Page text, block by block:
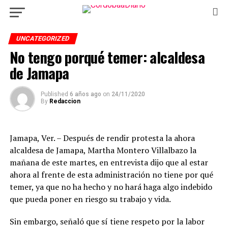
UNCATEGORIZED
No tengo porqué temer: alcaldesa
de Jamapa
Published 6 años ago on 24/11/2020
By Redaccion
Jamapa, Ver. – Después de rendir protesta la ahora
alcaldesa de Jamapa, Martha Montero Villalbazo la
mañana de este martes, en entrevista dijo que al estar
ahora al frente de esta administración no tiene por qué
temer, ya que no ha hecho y no hará haga algo indebido
que pueda poner en riesgo su trabajo y vida.
Sin embargo, señaló que sí tiene respeto por la labor